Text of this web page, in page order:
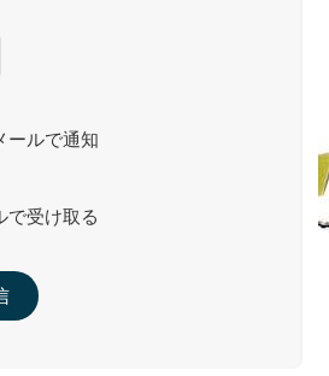
ールで通知
で受け取る